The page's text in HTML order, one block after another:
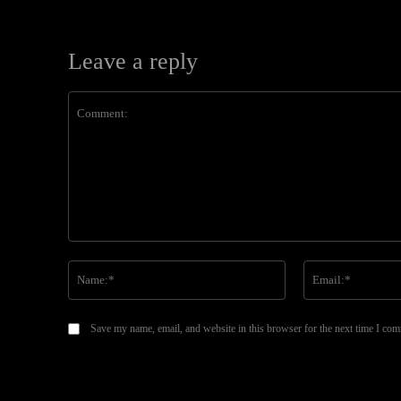
Leave a reply
Save my name, email, and website in this browser for the next time I